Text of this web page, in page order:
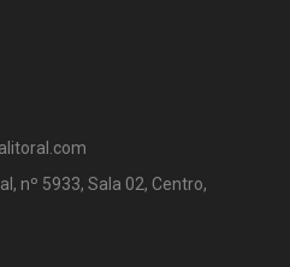
nº 5933, Sala 02, Centro,